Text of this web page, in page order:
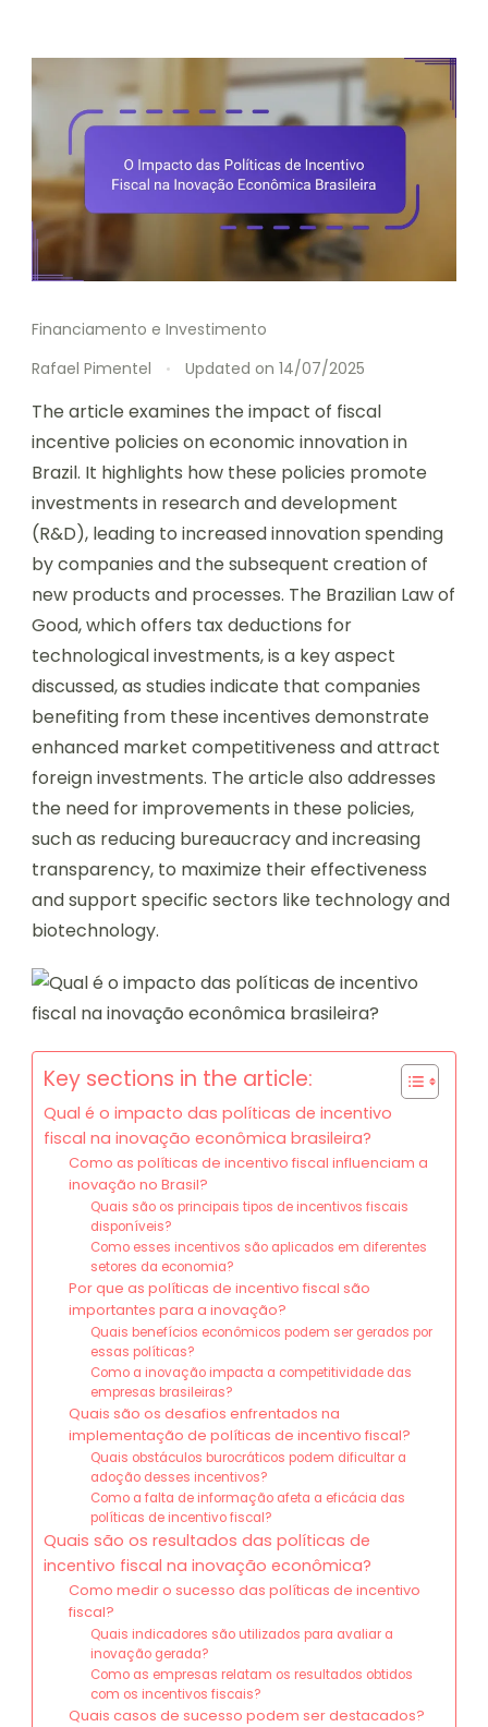
Financiamento e Investimento
Rafael Pimentel
Updated on 14/07/2025
The article examines the impact of fiscal
incentive policies on economic innovation in
Brazil. It highlights how these policies promote
investments in research and development
(R&D), leading to increased innovation spending
by companies and the subsequent creation of
new products and processes. The Brazilian Law of
Good, which offers tax deductions for
technological investments, is a key aspect
discussed, as studies indicate that companies
benefiting from these incentives demonstrate
enhanced market competitiveness and attract
foreign investments. The article also addresses
the need for improvements in these policies,
such as reducing bureaucracy and increasing
transparency, to maximize their effectiveness
and support specific sectors like technology and
biotechnology.
Key sections in the article:
Qual é o impacto das políticas de incentivo
fiscal na inovação econômica brasileira?
Como as políticas de incentivo fiscal influenciam a
inovação no Brasil?
Quais são os principais tipos de incentivos fiscais
disponíveis?
Como esses incentivos são aplicados em diferentes
setores da economia?
Por que as políticas de incentivo fiscal são
importantes para a inovação?
Quais benefícios econômicos podem ser gerados por
essas políticas?
Como a inovação impacta a competitividade das
empresas brasileiras?
Quais são os desafios enfrentados na
implementação de políticas de incentivo fiscal?
Quais obstáculos burocráticos podem dificultar a
adoção desses incentivos?
Como a falta de informação afeta a eficácia das
políticas de incentivo fiscal?
Quais são os resultados das políticas de
incentivo fiscal na inovação econômica?
Como medir o sucesso das políticas de incentivo
fiscal?
Quais indicadores são utilizados para avaliar a
inovação gerada?
Como as empresas relatam os resultados obtidos
com os incentivos fiscais?
Quais casos de sucesso podem ser destacados?